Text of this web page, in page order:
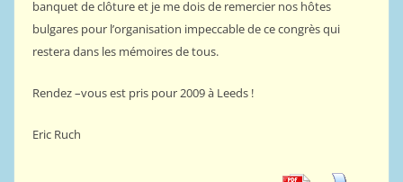
banquet de clôture et je me dois de remercier nos hôtes
bulgares pour l’organisation impeccable de ce congrès qui
restera dans les mémoires de tous.
Rendez –vous est pris pour 2009 à Leeds !
Eric Ruch